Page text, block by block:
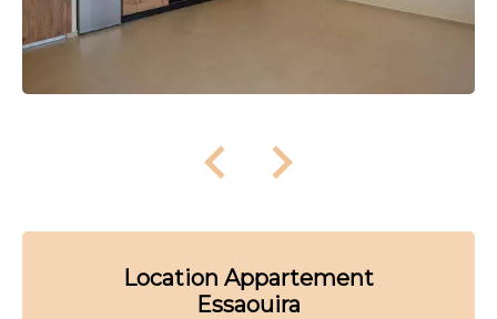
Location Appartement
Essaouira